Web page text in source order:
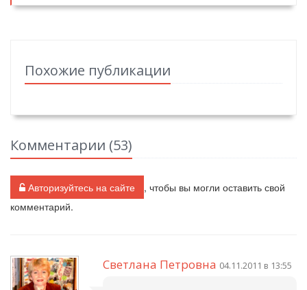
Похожие публикации
Комментарии (53)
Авторизуйтесь на сайте
, чтобы вы могли оставить свой
комментарий.
Светлана Петровна 04.11.2011 в 13:55